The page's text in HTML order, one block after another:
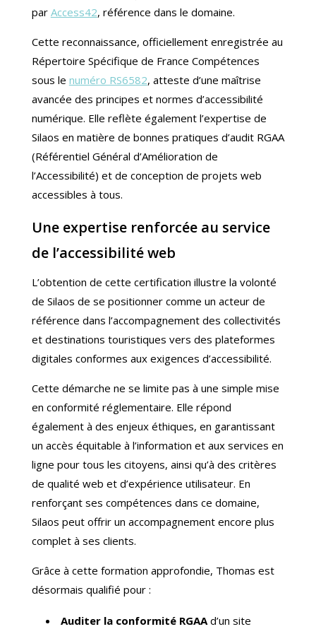
par Access42, référence dans le domaine.
Cette reconnaissance, officiellement enregistrée au
Répertoire Spécifique de France Compétences
sous le numéro RS6582, atteste d’une maîtrise
avancée des principes et normes d’accessibilité
numérique. Elle reflète également l’expertise de
Silaos en matière de bonnes pratiques d’audit RGAA
(Référentiel Général d’Amélioration de
l’Accessibilité) et de conception de projets web
accessibles à tous.
Une expertise renforcée au service
de l’accessibilité web
L’obtention de cette certification illustre la volonté
de Silaos de se positionner comme un acteur de
référence dans l’accompagnement des collectivités
et destinations touristiques vers des plateformes
digitales conformes aux exigences d’accessibilité.
Cette démarche ne se limite pas à une simple mise
en conformité réglementaire. Elle répond
également à des enjeux éthiques, en garantissant
un accès équitable à l’information et aux services en
ligne pour tous les citoyens, ainsi qu’à des critères
de qualité web et d’expérience utilisateur. En
renforçant ses compétences dans ce domaine,
Silaos peut offrir un accompagnement encore plus
complet à ses clients.
Grâce à cette formation approfondie, Thomas est
désormais qualifié pour :
Auditer la conformité RGAAd’un site